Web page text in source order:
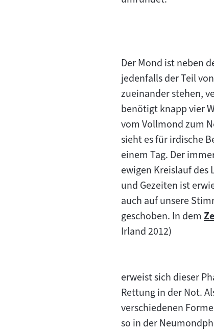
Der Mond ist neben
jedenfalls der Teil
zueinander stehen,
benötigt knapp vier
vom Vollmond zum
sieht es für irdische
einem Tag. Der
ewigen Kreislauf des
und Gezeiten ist
auch auf unsere
geschoben. In dem
Irland 2012)
erweist sich dieser
Rettung in der Not.
verschiedenen
so in der